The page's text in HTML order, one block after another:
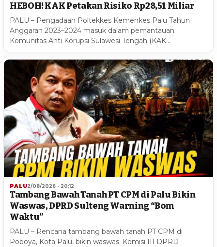
HEBOH! KAK Petakan Risiko Rp28,51 Miliar
PALU – Pengadaan Poltekkes Kemenkes Palu Tahun
Anggaran 2023–2024 masuk dalam pemantauan
Komunitas Anti Korupsi Sulawesi Tengah (KAK…
PALU2/08/2026 - 20:12
Tambang Bawah Tanah PT CPM di Palu Bikin
Waswas, DPRD Sulteng Warning “Bom
Waktu”
PALU – Rencana tambang bawah tanah PT CPM di
Poboya, Kota Palu, bikin waswas. Komisi III DPRD